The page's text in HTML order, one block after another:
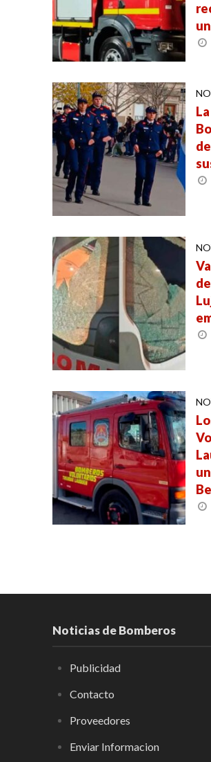
Noticias de Bomberos
Publicidad
Contacto
Proveedores
Enviar Informacion